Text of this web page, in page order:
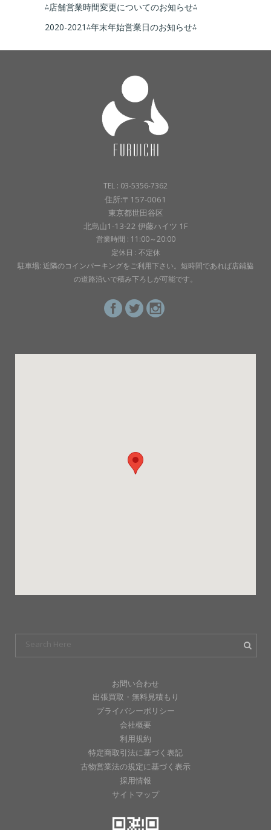
⁂店舗営業時間変更についてのお知らせ⁂
2020-2021⁂年末年始営業日のお知らせ⁂
TEL : 03-5356-7362
住所:〒157-0061
東京都世田谷区
北烏山1-13-22 伊藤ハイツ 1F
営業時間 : 11:00～20:00
定休日 : 不定休
駐車場: 近隣のコインパーキングをご利用下さい。短時間であれば店鋪脇
の道路沿いで積み下ろしが可能です。
お問い合わせ
出張買取・無料見積もり
プライバシーポリシー
会社概要
利用規約
特定商取引法に基づく表記
古物営業法の規定に基づく表示
採用情報
サイトマップ